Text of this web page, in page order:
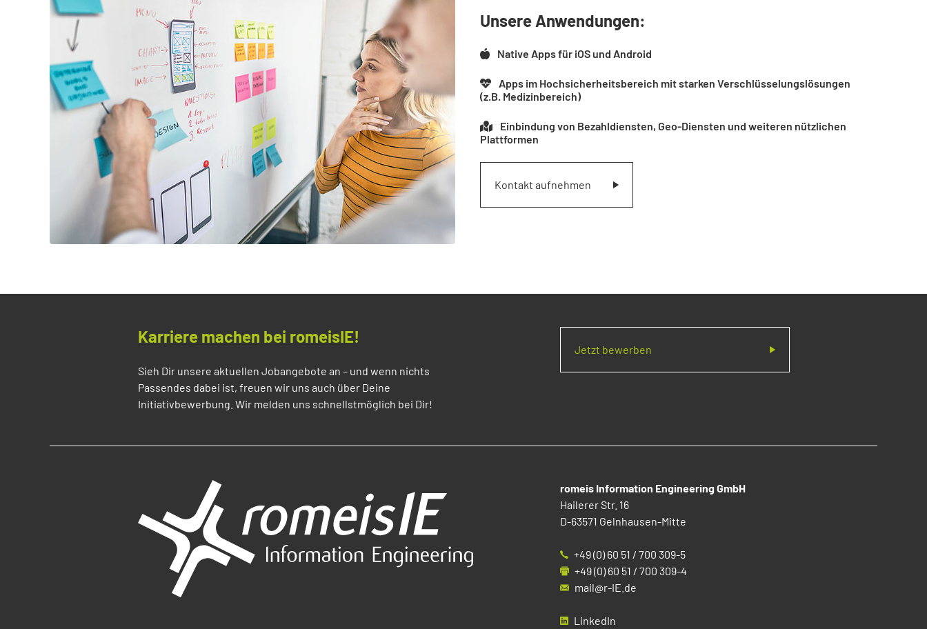
Unsere Anwendungen:
Native Apps für iOS und Android
Apps im Hochsicherheitsbereich mit starken Verschlüsselungslösungen
(z.B. Medizinbereich)
Einbindung von Bezahldiensten, Geo-Diensten und weiteren nützlichen
Plattformen
Kontakt aufnehmen
Karriere machen bei romeisIE!
Sieh Dir unsere aktuellen Jobangebote an – und wenn nichts
Passendes dabei ist, freuen wir uns auch über Deine
Initiativbewerbung. Wir melden uns schnellstmöglich bei Dir!
Jetzt bewerben
romeis Information Engineering GmbH
Hailerer Str. 16
D-63571 Gelnhausen-Mitte
+49 (0) 60 51 / 700 309-5
+49 (0) 60 51 / 700 309-4
mail@r-IE.de
LinkedIn